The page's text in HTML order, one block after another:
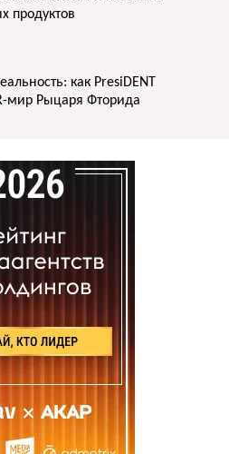
продуктов
как PresiDENT
мир Рыцаря Фторида